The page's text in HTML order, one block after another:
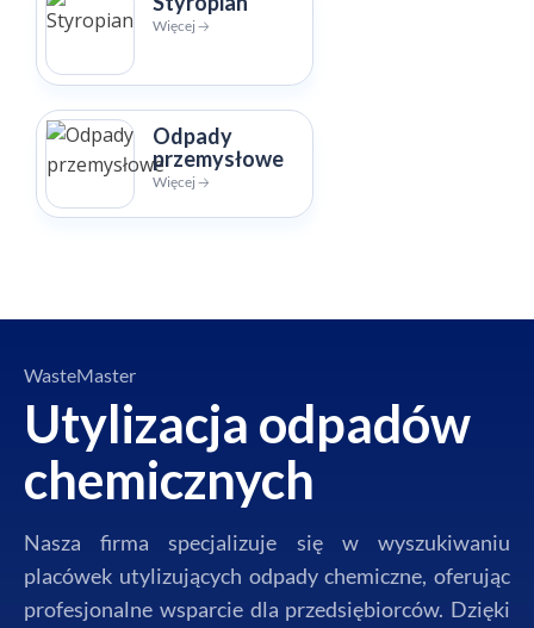
Więcej 🡢
Odpady
przemysłowe
Więcej 🡢
WasteMaster
Utylizacja odpadów
chemicznych
Nasza firma specjalizuje się w wyszukiwaniu
placówek utylizujących odpady chemiczne, oferując
profesjonalne wsparcie dla przedsiębiorców. Dzięki